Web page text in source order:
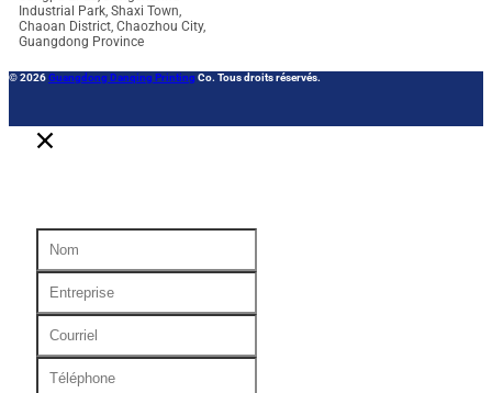
Industrial Park, Shaxi Town,
Chaoan District, Chaozhou City,
Guangdong Province
© 2026Guangdong Danqing Printing Co. Tous droits réservés.